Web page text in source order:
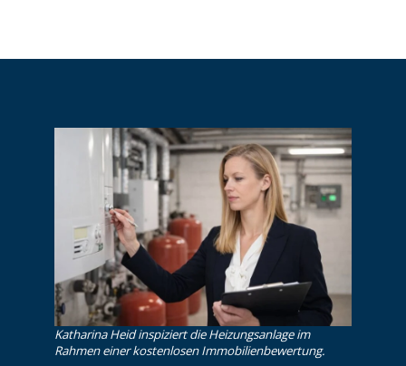
Katharina Heid inspiziert die Heizungsanlage im
Rahmen einer kostenlosen Im­mo­bi­li­en­be­wer­tung.